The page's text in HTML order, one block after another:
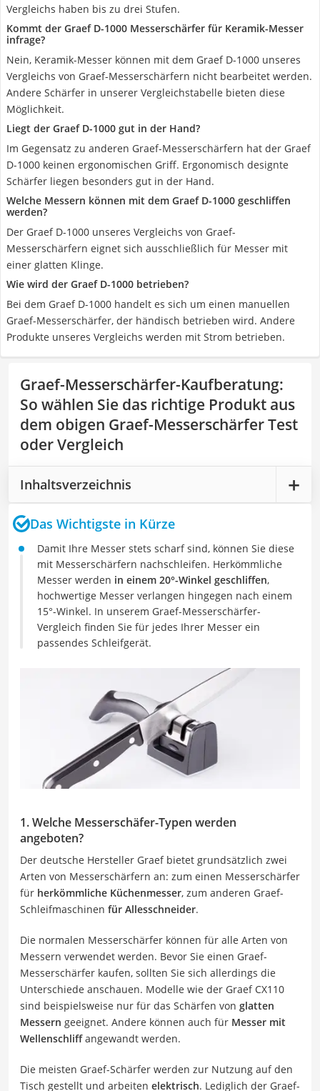
Vergleichs haben bis zu drei Stufen.
Kommt der Graef D-1000 Messerschärfer für Keramik-Messer
infrage?
Nein, Keramik-Messer können mit dem Graef D-1000 unseres
Vergleichs von Graef-Messerschärfern nicht bearbeitet werden.
Andere Schärfer in unserer Vergleichstabelle bieten diese
Möglichkeit.
Liegt der Graef D-1000 gut in der Hand?
Im Gegensatz zu anderen Graef-Messerschärfern hat der Graef
D-1000 keinen ergonomischen Griff. Ergonomisch designte
Schärfer liegen besonders gut in der Hand.
Welche Messern können mit dem Graef D-1000 geschliffen
werden?
Der Graef D-1000 unseres Vergleichs von Graef-
Messerschärfern eignet sich ausschließlich für Messer mit
einer glatten Klinge.
Wie wird der Graef D-1000 betrieben?
Bei dem Graef D-1000 handelt es sich um einen manuellen
Graef-Messerschärfer, der händisch betrieben wird. Andere
Produkte unseres Vergleichs werden mit Strom betrieben.
Graef-Messerschärfer-Kaufberatung:
So wählen Sie das richtige Produkt aus
dem obigen Graef-Messerschärfer Test
oder Vergleich
Inhaltsverzeichnis
Das Wichtigste in Kürze
Damit Ihre Messer stets scharf sind, können Sie diese
mit Messerschärfern nachschleifen. Herkömmliche
Messer werden in einem 20°-Winkel geschliffen,
hochwertige Messer verlangen hingegen nach einem
15°-Winkel. In unserem Graef-Messerschärfer-
Vergleich finden Sie für jedes Ihrer Messer ein
passendes Schleifgerät.
1. Welche Messerschäfer-Typen werden
angeboten?
Der deutsche Hersteller Graef bietet grundsätzlich zwei
Arten von Messerschärfern an: zum einen Messerschärfer
für herkömmliche Küchenmesser, zum anderen Graef-
Schleifmaschinen für Allesschneider.
Die normalen Messerschärfer können für alle Arten von
Messern verwendet werden. Bevor Sie einen Graef-
Messerschärfer kaufen, sollten Sie sich allerdings die
Unterschiede anschauen. Modelle wie der Graef CX110
sind beispielsweise nur für das Schärfen von glatten
Messern geeignet. Andere können auch für Messer mit
Wellenschliffangewandt werden.
Die meisten Graef-Schärfer werden zur Nutzung auf den
Tisch gestellt und arbeiten elektrisch. Lediglich der Graef-